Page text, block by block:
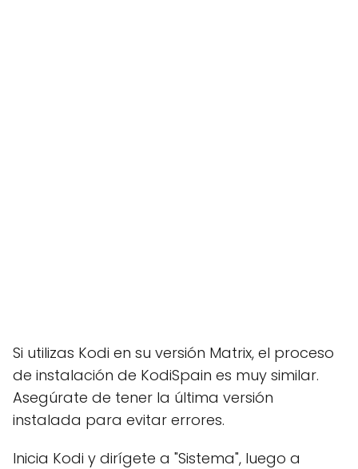
Si utilizas Kodi en su versión Matrix, el proceso
de instalación de KodiSpain es muy similar.
Asegúrate de tener la última versión
instalada para evitar errores.
Inicia Kodi y dirígete a "Sistema", luego a